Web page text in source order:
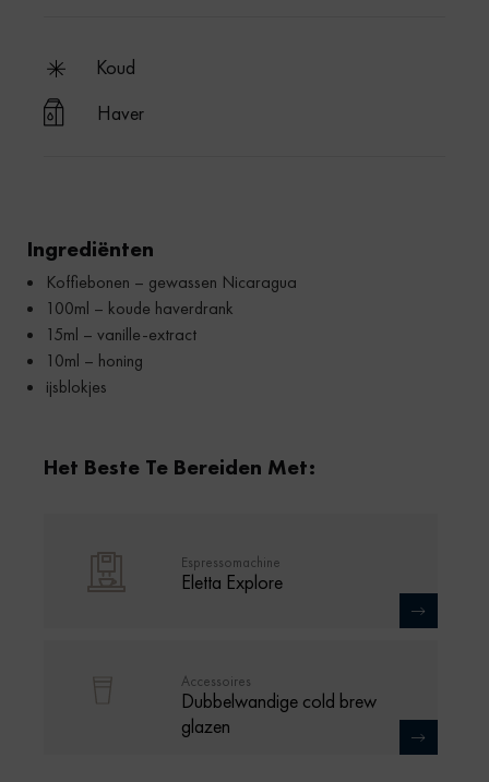
koud
Haver
Ingrediënten
Koffiebonen – gewassen Nicaragua
100ml – koude haverdrank
15ml – vanille-extract
10ml – honing
ijsblokjes
Het Beste Te Bereiden Met:
Espressomachine
Eletta Explore
Accessoires
Dubbelwandige cold brew
glazen